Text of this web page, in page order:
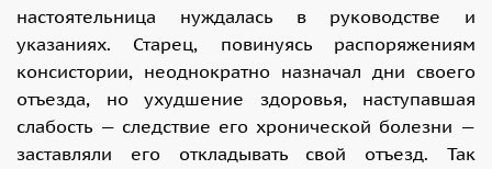
настоятельница нуждалась в руководстве и
указаниях. Старец, повинуясь распоряжениям
консистории, неоднократно назначал дни своего
отъезда, но ухудшение здоровья, наступавшая
слабость — следствие его хронической болезни —
заставляли его откладывать свой отъезд. Так